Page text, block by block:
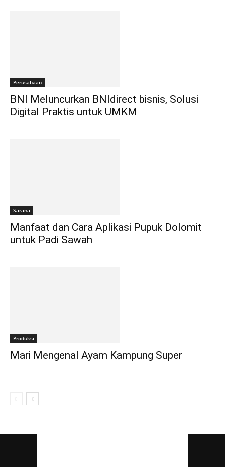
Perusahaan
BNI Meluncurkan BNIdirect bisnis, Solusi
Digital Praktis untuk UMKM
Sarana
Manfaat dan Cara Aplikasi Pupuk Dolomit
untuk Padi Sawah
Produksi
Mari Mengenal Ayam Kampung Super